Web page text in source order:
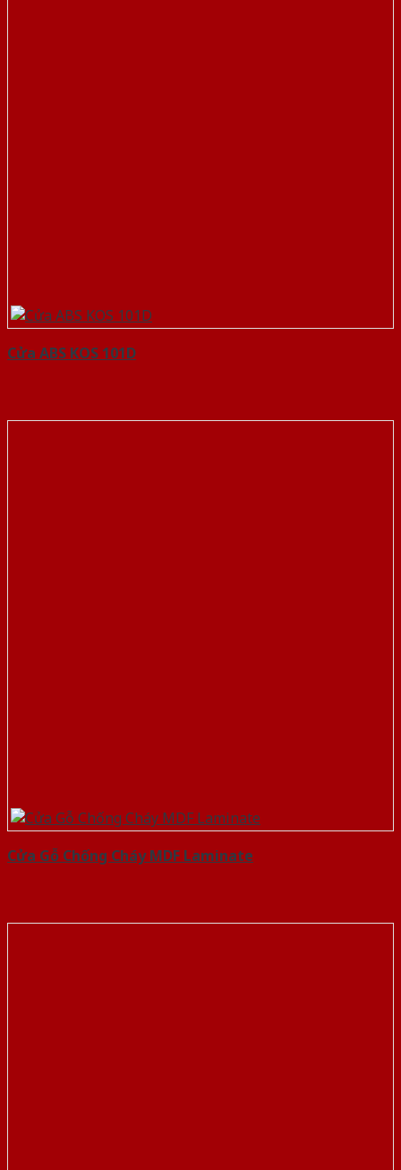
Cửa ABS KOS 101D
Cửa Gỗ Chống Cháy MDF Laminate